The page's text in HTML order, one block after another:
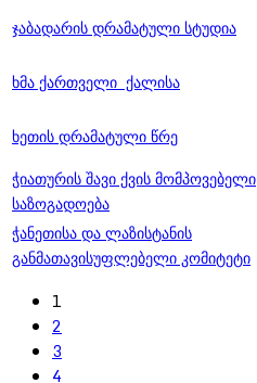
ჯაბადარის დრამატული სტუდია
ხმა ქართველი ქალისა
ხეთის დრამატული წრე
ჭიათურის შავი ქვის მომპოვებელი
საზოგადოება
ჭანეთისა და ლაზისტანის
განმათავისუფლებელი კომიტეტი
1
2
3
4